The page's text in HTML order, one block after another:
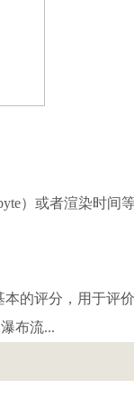
）或者渲染时间
本的评分，用于评价
布流...